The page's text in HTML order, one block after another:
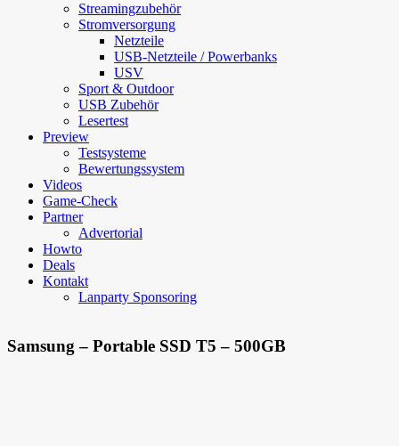
Streamingzubehör
Stromversorgung
Netzteile
USB-Netzteile / Powerbanks
USV
Sport & Outdoor
USB Zubehör
Lesertest
Preview
Testsysteme
Bewertungssystem
Videos
Game-Check
Partner
Advertorial
Howto
Deals
Kontakt
Lanparty Sponsoring
Samsung – Portable SSD T5 – 500GB